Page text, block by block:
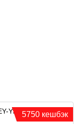
5750 кешбэк